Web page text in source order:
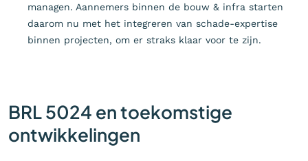
managen. Aannemers binnen de bouw & infra starten
daarom nu met het integreren van schade-expertise
binnen projecten, om er straks klaar voor te zijn.
BRL 5024 en toekomstige
ontwikkelingen